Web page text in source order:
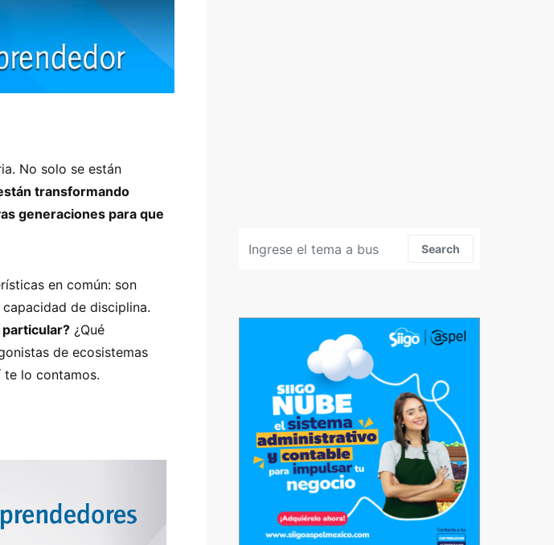
No solo se están
transformando
generaciones para que
en común: son
de disciplina.
¿Qué
de ecosistemas
te lo contamos.
Search